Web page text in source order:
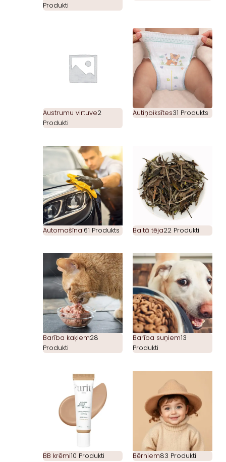
Produkti
Austrumu virtuve2
Produkti
Autiņbiksītes31 Produkts
Automašīnai61 Produkts Baltā tēja22 Produkti
Barība kaķiem28
Produkti
Barība suņiem13
Produkti
BB krēmi10 Produkti Bērniem83 Produkti